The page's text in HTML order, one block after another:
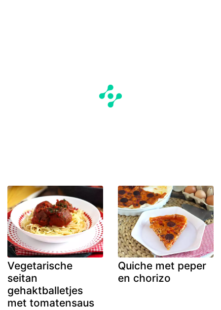
Vegetarische
seitan
gehaktballetjes
met tomatensaus
Quiche met peper
en chorizo